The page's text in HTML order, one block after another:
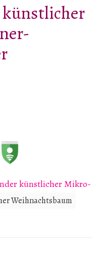
künstlicher
künstlicher Mikro-
Weihnachtsbaum